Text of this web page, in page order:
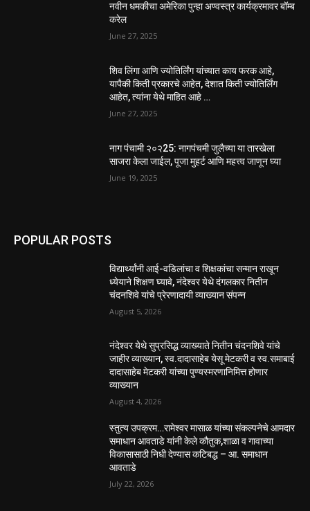
नवीन धमकीचा अमेरिका पुन्हा अण्वस्त्र कार्यक्रमावर बॉम्ब
करेल
June 27, 2025
शिव लिंगा आणि ज्योतिर्लिंग यांच्यात काय फरक आहे,
यापैकी किती प्रकारचे आहेत, देशात किती ज्योतिर्लिंग
आहेत, त्यांना येथे माहित आहे …
June 27, 2025
नाग पंचामी २०२25: नागपंचमी जुलैच्या या तारखेला
साजरा केला जाईल, पूजा मुहर्ट आणि महत्त्व जाणून घ्या
June 19, 2025
POPULAR POSTS
विद्यार्थ्यांनी आई-वडिलांचा व शिक्षकांचा सन्मान राखून
ध्येयाने शिक्षण घ्यावे, नंदेश्वर येथे दंगलकार नितीन
चंदनशिवे यांचे प्रेरणादायी व्याख्यान संपन्न
August 5, 2026
नंदेश्वर येथे सुप्रसिद्ध व्याख्याते नितीन चंदनशिवे यांचे
जाहीर व्याख्यान, स्व.दादासाहेब येसू मेटकरी व स्व.समाबाई
दादासाहेब मेटकरी यांच्या पुण्यस्मरणानिमित्त होणार
व्याख्यान
August 4, 2026
स्तुत्य उपक्रम…रामेश्वर मासाळ यांच्या संकल्पनेचे आमदार
समाधान आवताडे यांनी केले कौतुक,शाळा व गावाच्या
विकासासाठी निधी देण्यास कटिबद्ध – आ. समाधान
आवताडे
July 22, 2026